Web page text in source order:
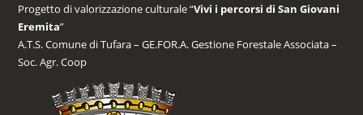
Progetto di valorizzazione culturale “Vivi i percorsi di San Giovani
Eremita”
A.T.S. Comune di Tufara – GE.FOR.A. Gestione Forestale Associata –
Soc. Agr. Coop